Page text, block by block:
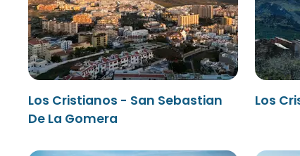
Los Cristianos - San Sebastian
De La Gomera
Los